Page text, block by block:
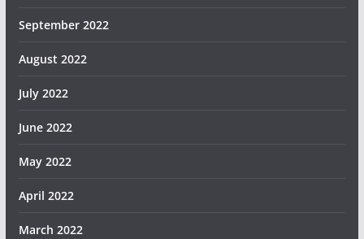
September 2022
August 2022
July 2022
June 2022
May 2022
April 2022
March 2022